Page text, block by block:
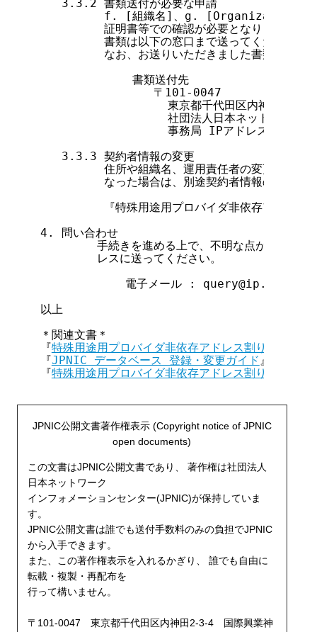
   3.3.2 書類送付が必要な申請
f. [組織名]、g. [Organization]を変
証明書等での確認が必要となります。電
         書類は以下の窓口まで送ってください。
なお、お送りいただきました書類は返却
             書類送付先
                〒101-0047
東京都千代田区内神田2-3-4
社団法人日本ネットワークイ
                  事務局 IPアドレス担当 宛
   3.3.3 契約者情報の変更
住所や組織名、運用責任者の変更等で、
なった場合は、別途契約者情報の変更手
『特殊用途用プロバイダ非依存アドレス
4. 問い合わせ
手続きを進める上で、不明な点がある場合
        レスに送ってください。
電子メール :
以上
＊関連文書＊
『特殊用途用プロバイダ非依存アドレス割り当て/変
『JPNIC データベース 登録・変更ガイド 』
『特殊用途用プロバイダ非依存アドレス割り当て契約
JPNIC公開文書著作権表示 (Copyright notice of JPNIC
open documents)
この文書はJPNIC公開文書であり、 著作権は社団法人
日本ネットワーク
インフォメーションセンター(JPNIC)が保持していま
す。
JPNIC公開文書は誰でも送付手数料のみの負担でJPNIC
から入手できます。
また、この著作権表示を入れるかぎり、 誰でも自由に
転載・複製・再配布を
行って構いません。
〒101-0047 東京都千代田区内神田2-3-4 国際興業神